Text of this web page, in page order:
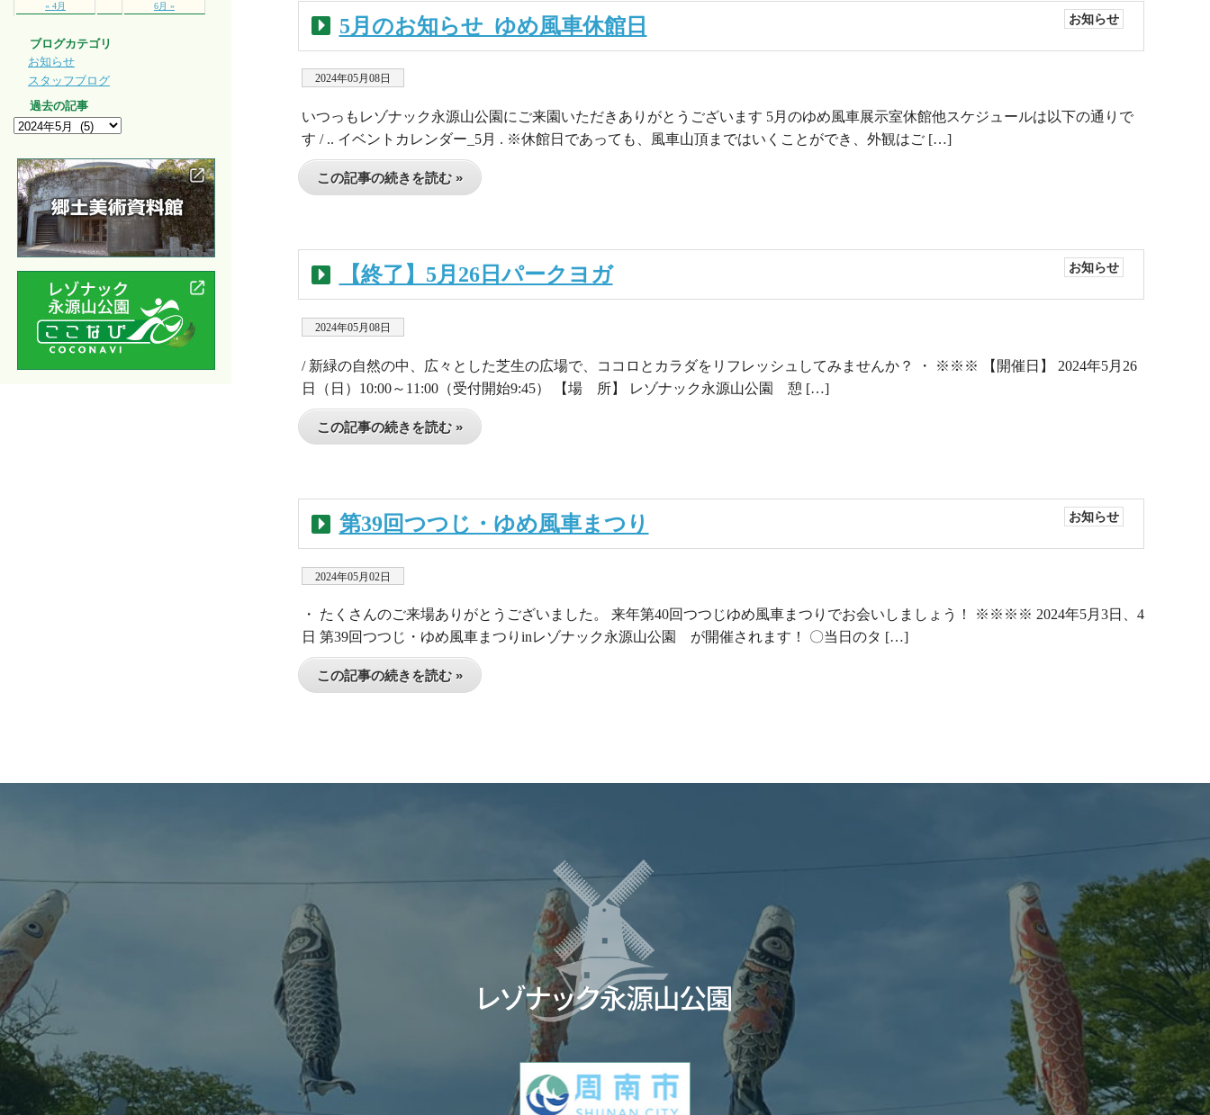
« 4月 6月 »
ブログカテゴリ
お知らせ
スタッフブログ
過去の記事
5月のお知らせ_ゆめ風車休館日 お知らせ
2024年05月08日
いつっもレゾナック永源山公園にご来園いただきありがとうございます 5月のゆめ風車展示室休館他スケジュールは以下の通りで
す / .. イベントカレンダー_5月 . ※休館日であっても、風車山頂まではいくことができ、外観はご […]
この記事の続きを読む »
【終了】5月26日パークヨガ お知らせ
2024年05月08日
/ 新緑の自然の中、広々とした芝生の広場で、ココロとカラダをリフレッシュしてみませんか？ ・ ※※※ 【開催日】 2024年5月26
日（日）10:00～11:00（受付開始9:45） 【場 所】 レゾナック永源山公園 憩 […]
この記事の続きを読む »
第39回つつじ・ゆめ風車まつり お知らせ
2024年05月02日
・ たくさんのご来場ありがとうございました。 来年第40回つつじゆめ風車まつりでお会いしましょう！ ※※※※ 2024年5月3日、4
日 第39回つつじ・ゆめ風車まつりinレゾナック永源山公園 が開催されます！ 〇当日のタ […]
この記事の続きを読む »